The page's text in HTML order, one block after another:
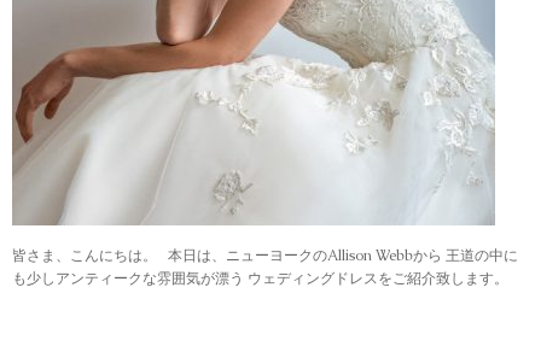
皆さま、こんにちは。 本日は、ニューヨークのAllison Webbから 王道の中に
も少しアンティークな雰囲気が漂う ウェディングドレスをご紹介致します。